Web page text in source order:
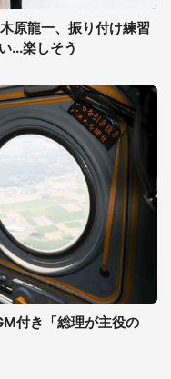
原龍一、振り付け練習
...楽しそう
付き「総理が主役の